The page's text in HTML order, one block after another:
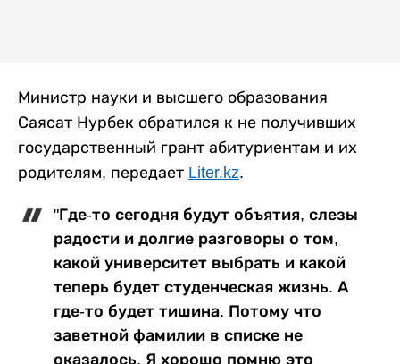
Министр науки и высшего образования
Саясат Нурбек обратился к не получивших
государственный грант абитуриентам и их
родителям, передает Liter.kz.
"Где-то сегодня будут объятия, слезы
радости и долгие разговоры о том,
какой университет выбрать и какой
теперь будет студенческая жизнь. А
где-то будет тишина. Потому что
заветной фамилии в списке не
оказалось. Я хорошо помню это